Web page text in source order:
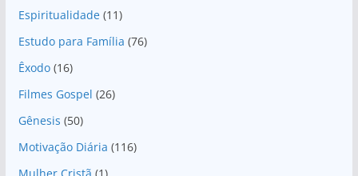
Espiritualidade(11)
Estudo para Família (76)
Êxodo(16)
Filmes Gospel (26)
Gênesis (50)
Motivação Diária (116)
Mulher Cristã (1)